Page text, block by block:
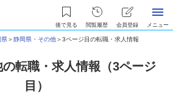
後で見る 閲覧履歴 会員登録 メニュー
県＞静岡県・その他＞3ページ目の転職・求人情報
転職・求人情報（3ページ
目）